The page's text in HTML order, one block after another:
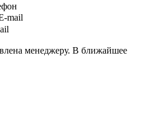
mail
менеджеру. В ближайшее